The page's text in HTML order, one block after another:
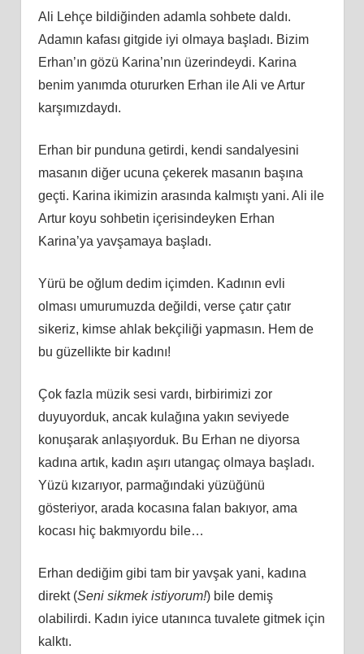
Ali Lehçe bildiğinden adamla sohbete daldı.
Adamın kafası gitgide iyi olmaya başladı. Bizim
Erhan’ın gözü Karina’nın üzerindeydi. Karina
benim yanımda otururken Erhan ile Ali ve Artur
karşımızdaydı.
Erhan bir punduna getirdi, kendi sandalyesini
masanın diğer ucuna çekerek masanın başına
geçti. Karina ikimizin arasında kalmıştı yani. Ali ile
Artur koyu sohbetin içerisindeyken Erhan
Karina’ya yavşamaya başladı.
Yürü be oğlum dedim içimden. Kadının evli
olması umurumuzda değildi, verse çatır çatır
sikeriz, kimse ahlak bekçiliği yapmasın. Hem de
bu güzellikte bir kadını!
Çok fazla müzik sesi vardı, birbirimizi zor
duyuyorduk, ancak kulağına yakın seviyede
konuşarak anlaşıyorduk. Bu Erhan ne diyorsa
kadına artık, kadın aşırı utangaç olmaya başladı.
Yüzü kızarıyor, parmağındaki yüzüğünü
gösteriyor, arada kocasına falan bakıyor, ama
kocası hiç bakmıyordu bile…
Erhan dediğim gibi tam bir yavşak yani, kadına
direkt (Seni sikmek istiyorum!) bile demiş
olabilirdi. Kadın iyice utanınca tuvalete gitmek için
kalktı.